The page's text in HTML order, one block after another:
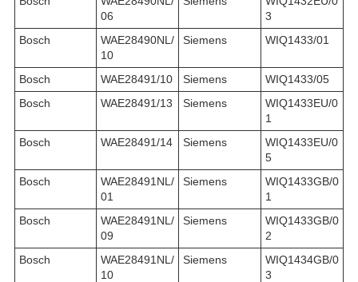
06
3
Bosch
WAE28490NL/
10
Siemens WIQ1433/01
Bosch WAE28491/10 Siemens
WIQ1433/05
Bosch
WAE28491/13 Siemens
WIQ1433EU/0
1
Bosch
WAE28491/14 Siemens
WIQ1433EU/0
5
Bosch
WAE28491NL/
01
Siemens
WIQ1433GB/0
1
Bosch
WAE28491NL/
09
Siemens
WIQ1433GB/0
2
Bosch
WAE28491NL/
10
Siemens
WIQ1434GB/0
3